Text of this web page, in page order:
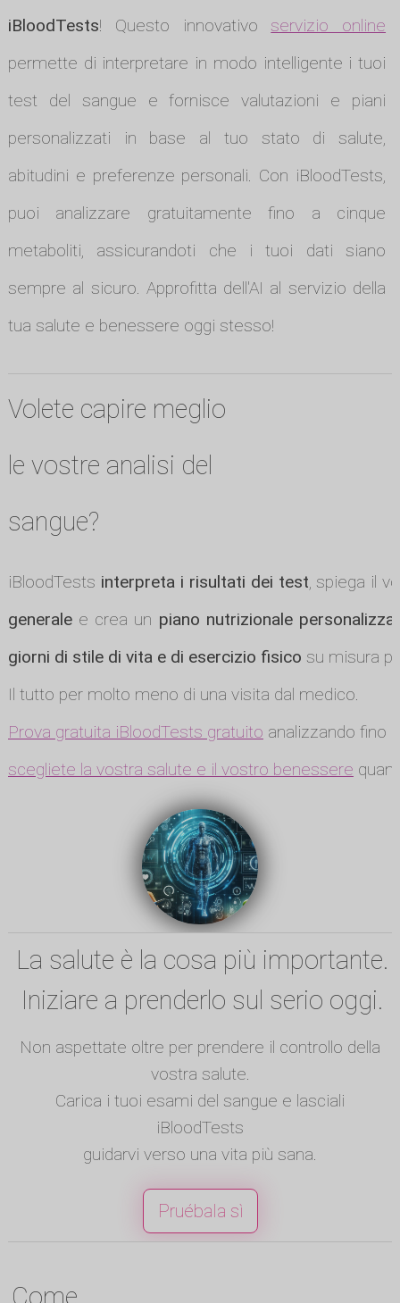
iBloodTests! Questo innovativo servizio online
permette di interpretare in modo intelligente i tuoi
test del sangue e fornisce valutazioni e piani
personalizzati in base al tuo stato di salute,
abitudini e preferenze personali. Con iBloodTests,
puoi analizzare gratuitamente fino a cinque
metaboliti, assicurandoti che i tuoi dati siano
sempre al sicuro. Approfitta dell'AI al servizio della
tua salute e benessere oggi stesso!
Volete capire meglio
le vostre analisi del
sangue?
iBloodTests interpreta i risultati dei test, spiega il
generalee crea un piano nutrizionale
giorni di stile di vita e di esercizio fisico su misura
Il tutto per molto meno di una visita dal medico.
Prova gratuita iBloodTests gratuito analizzando fino
scegliete la vostra salute e il vostro benessere
La salute è la cosa più importante.
Iniziare a prenderlo sul serio oggi.
Non aspettate oltre per prendere il controllo della
vostra salute.
Carica i tuoi esami del sangue e lasciali
iBloodTests
guidarvi verso una vita più sana.
Pruébala sì
Come